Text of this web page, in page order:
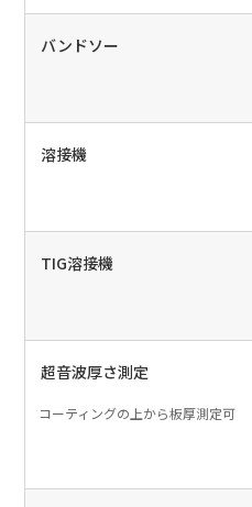
バンドソー
溶接機
TIG溶接機
超音波厚さ測定
コーティングの上から板厚測定可